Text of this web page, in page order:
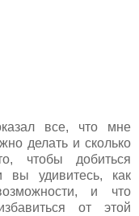
все, что мне
делать и сколько
чтобы добиться
вы удивитесь, как
и что
от этой